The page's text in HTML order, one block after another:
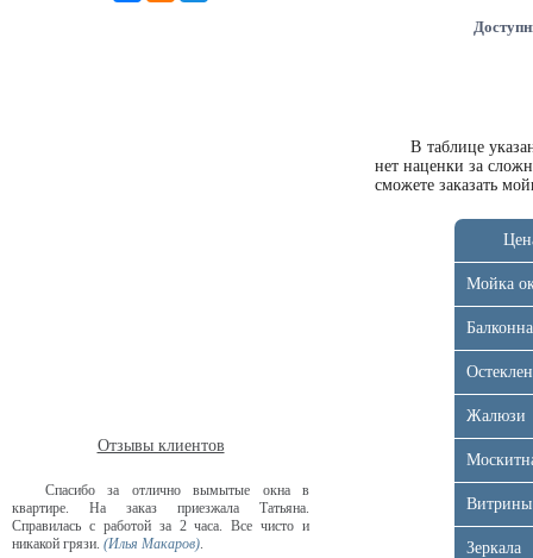
В таблице
нет наценки за
сможете заказать
Мойка
Жалюзи
Витрины
Зеркала
Отзывы клиентов
Спасибо за отлично вымытые окна в
квартире. На заказ приезжала Татьяна.
Справилась с работой за 2 часа. Все чисто и
никакой грязи. (Илья Макаров).